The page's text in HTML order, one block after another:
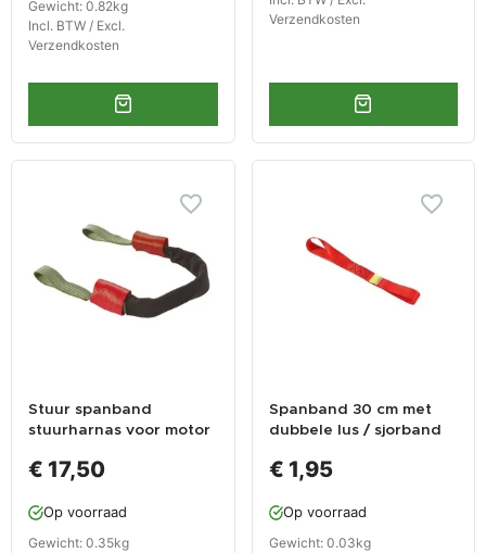
Gewicht: 0.82kg
Incl. BTW / Excl.
Verzendkosten
Verzendkosten
Stuur spanband
stuurharnas voor motor
tankbescherming
€ 17,50
Op voorraad
Gewicht: 0.35kg
Spanband 30 cm met
dubbele lus / sjorband
€ 1,95
Op voorraad
Gewicht: 0.03kg